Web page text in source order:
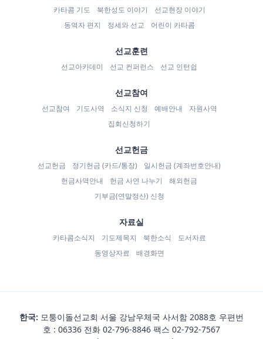
카타콤 기도
북한성도 이야기
선교현장 이야기
동역자 편지
정세와 선교 어린이 카타콤
선교훈련
선교아카데미 선교 컨퍼런스 선교 인턴쉽
선교참여
선교참여 기도사역 소식지 신청 예배안내
자원사역
집회신청하기
선교헌금
선교헌금 정기헌금 (카드/통장)
일시헌금 (계좌번호안내)
헌금사역안내
헌금 사연 나누기
해외헌금
기부금(연말정산) 신청
자료실
카타콤소식지 기도제목지 북한소식
도서자료
동영상자료
배경화면
한국: 모퉁이돌선교회 서울 강남우체국 사서함 2088호 우편번
호 : 06336 전화 02-796-8846 팩스 02-792-7567